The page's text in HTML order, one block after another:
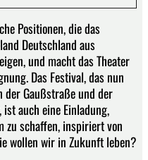
Positionen, die das
Deutschland aus
und macht das Theater
Das Festival, das nun
der Gaußstraße und der
auch eine Einladung,
zu schaffen, inspiriert von
wollen wir in Zukunft leben?